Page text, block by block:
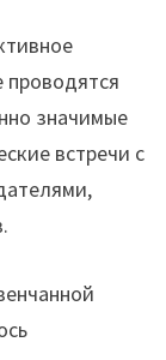
проводятся
значимые
встречи с